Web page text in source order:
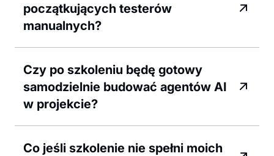
początkujących testerów
manualnych?
Czy po szkoleniu będę gotowy
samodzielnie budować agentów AI
w projekcie?
Co jeśli szkolenie nie spełni moich